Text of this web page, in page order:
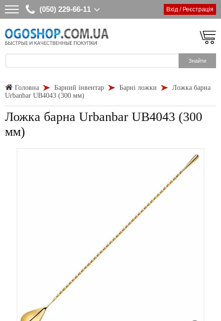
(050) 229-66-11 Вхід / Реєстрація
Головна Барний інвентар Барні ложки
Ложка барна
Urbanbar UB4043 (300 мм)
Ложка барна Urbanbar UB4043 (300
мм)